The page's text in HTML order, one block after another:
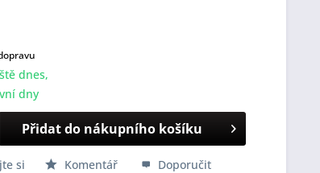
dnes,
dny
Přidat do nákupního košíku
si Komentář Doporučit